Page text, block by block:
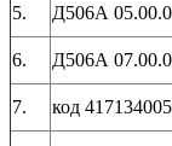
5.
Д506А
6. Д506А
7. код 417134005